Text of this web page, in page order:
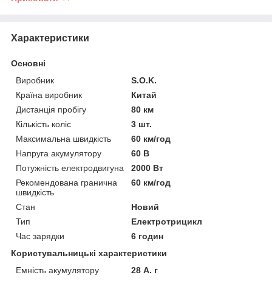
Характеристики
Основні
Виробник
S.O.K.
Країна виробник
Китай
Дистанція пробігу
80 км
Кількість коліс
3 шт.
Максимальна швидкість
60 км/год
Напруга акумулятору
60 В
Потужність електродвигуна
2000 Вт
Рекомендована гранична
швидкість
60 км/год
Стан
Новий
Тип
Електротрицикл
Час зарядки
6 годин
Користувальницькі характеристики
Емність акумулятору
28 А. г